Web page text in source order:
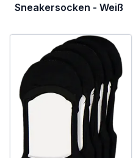
Sneakersocken - Weiß